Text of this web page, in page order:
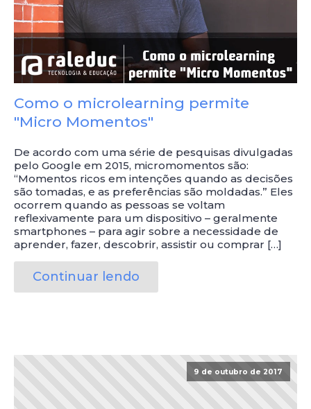
Como o microlearning permite
"Micro Momentos"
De acordo com uma série de pesquisas divulgadas
pelo Google em 2015, micromomentos são:
“Momentos ricos em intenções quando as decisões
são tomadas, e as preferências são moldadas.” Eles
ocorrem quando as pessoas se voltam
reflexivamente para um dispositivo – geralmente
smartphones – para agir sobre a necessidade de
aprender, fazer, descobrir, assistir ou comprar […]
Continuar lendo
9 de outubro de 2017